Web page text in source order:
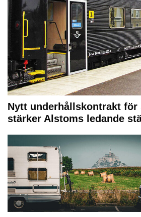
Nytt underhållskontrakt för
stärker Alstoms ledande